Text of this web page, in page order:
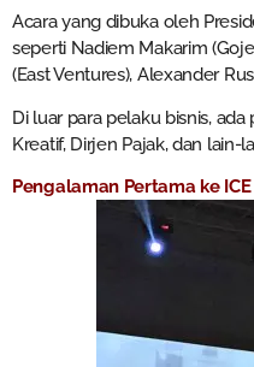
Acara yang dibuka oleh
seperti Nadiem Makarim
(East Ventures), Alexander
Di luar para pelaku bisnis,
Kreatif, Dirjen Pajak, dan lain-
Pengalaman Pertama ke